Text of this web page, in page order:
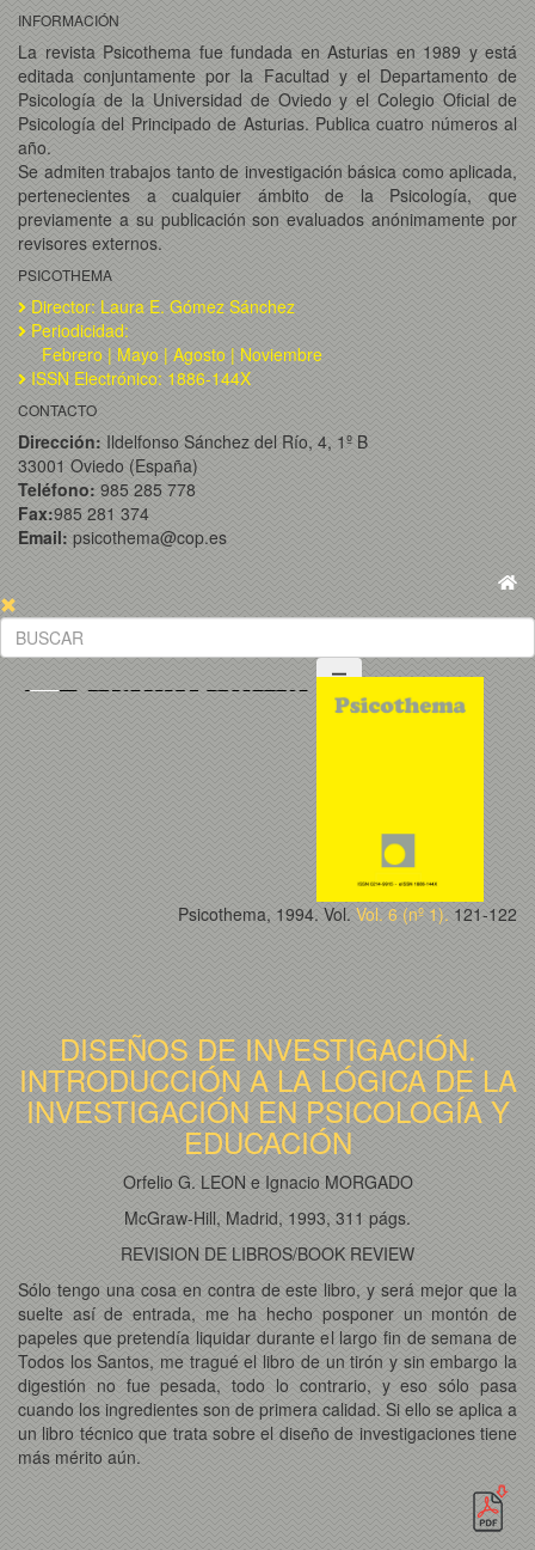
INFORMACIÓN
La revista Psicothema fue fundada en Asturias en 1989 y está
editada conjuntamente por la Facultad y el Departamento de
Psicología de la Universidad de Oviedo y el Colegio Oficial de
Psicología del Principado de Asturias. Publica cuatro números al
año.
Se admiten trabajos tanto de investigación básica como aplicada,
pertenecientes a cualquier ámbito de la Psicología, que
previamente a su publicación son evaluados anónimamente por
revisores externos.
PSICOTHEMA
Director: Laura E. Gómez Sánchez
Periodicidad:
Febrero | Mayo | Agosto | Noviembre
ISSN Electrónico: 1886-144X
CONTACTO
Dirección: Ildelfonso Sánchez del Río, 4, 1º B
33001 Oviedo (España)
Teléfono: 985 285 778
Fax:985 281 374
Email: psicothema@cop.es
Psicothema, 1994. Vol. Vol. 6 (nº 1). 121-122
DISEÑOS DE INVESTIGACIÓN.
INTRODUCCIÓN A LA LÓGICA DE LA
INVESTIGACIÓN EN PSICOLOGÍA Y
EDUCACIÓN
Orfelio G. LEON e Ignacio MORGADO
McGraw-Hill, Madrid, 1993, 311 págs.
REVISION DE LIBROS/BOOK REVIEW
Sólo tengo una cosa en contra de este libro, y será mejor que la
suelte así de entrada, me ha hecho posponer un montón de
papeles que pretendía liquidar durante el largo fin de semana de
Todos los Santos, me tragué el libro de un tirón y sin embargo la
digestión no fue pesada, todo lo contrario, y eso sólo pasa
cuando los ingredientes son de primera calidad. Si ello se aplica a
un libro técnico que trata sobre el diseño de investigaciones tiene
más mérito aún.